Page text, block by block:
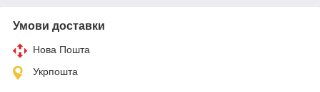
Умови доставки
Нова Пошта
Укрпошта